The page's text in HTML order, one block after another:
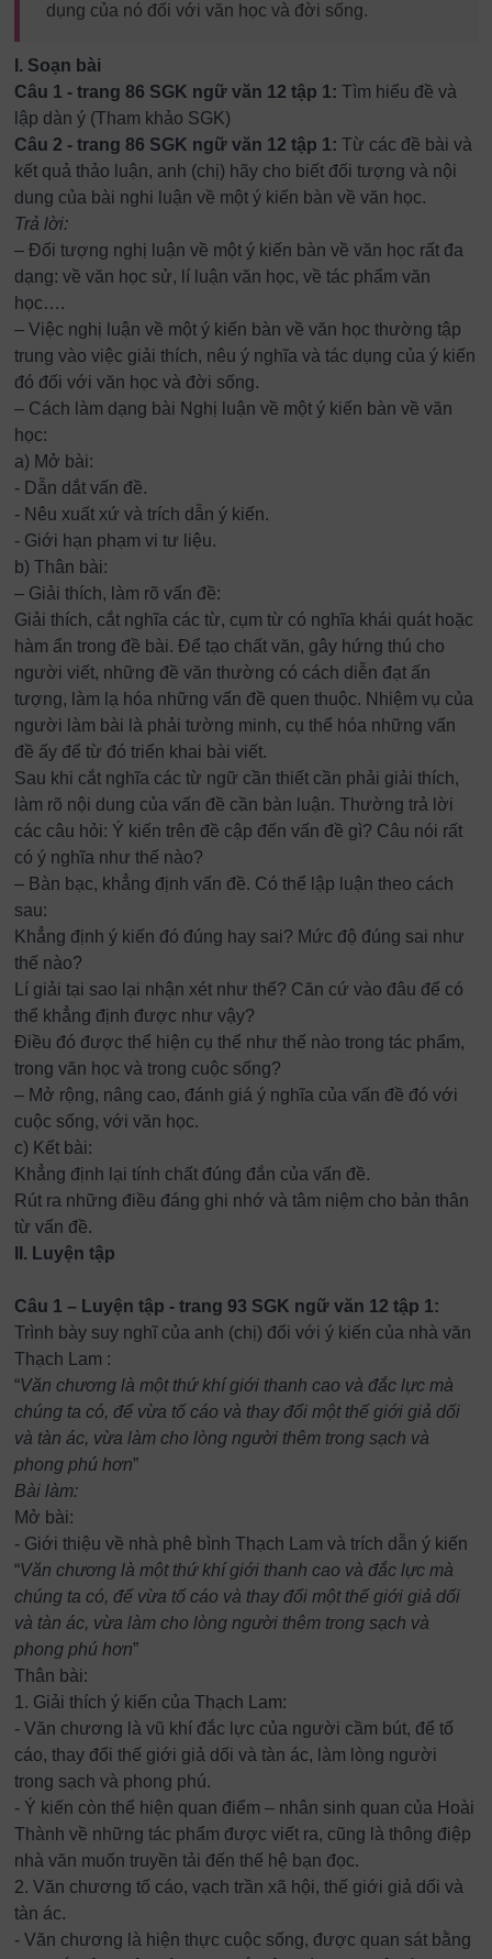
dụng của nó đối với văn học và đời sống.
I. Soạn bài
Câu 1 - trang 86 SGK ngữ văn 12 tập 1:Tìm hiểu đề và
lập dàn ý (Tham khảo SGK)
Câu 2 - trang 86 SGK ngữ văn 12 tập 1: Từ các đề bài và
kết quả thảo luận, anh (chị) hãy cho biết đối tượng và nội
dung của bài nghi luận về một ý kiến bàn về văn học.
Trả lời:
– Đối tượng nghị luận về một ý kiến bàn về văn học rất đa
dạng: về văn học sử, lí luận văn học, về tác phẩm văn
học….
– Việc nghị luận về một ý kiến bàn về văn học thường tập
trung vào việc giải thích, nêu ý nghĩa và tác dụng của ý kiến
đó đối với văn học và đời sống.
– Cách làm dạng bài Nghị luận về một ý kiến bàn về văn
học:
a) Mở bài:
- Dẫn dắt vấn đề.
- Nêu xuất xứ và trích dẫn ý kiến.
- Giới hạn phạm vi tư liệu.
b) Thân bài:
– Giải thích, làm rõ vấn đề:
Giải thích, cắt nghĩa các từ, cụm từ có nghĩa khái quát hoặc
hàm ẩn trong đề bài. Để tạo chất văn, gây hứng thú cho
người viết, những đề văn thường có cách diễn đạt ấn
tượng, làm lạ hóa những vấn đề quen thuộc. Nhiệm vụ của
người làm bài là phải tường minh, cụ thể hóa những vấn
đề ấy để từ đó triển khai bài viết.
Sau khi cắt nghĩa các từ ngữ cần thiết cần phải giải thích,
làm rõ nội dung của vấn đề cần bàn luận. Thường trả lời
các câu hỏi: Ý kiến trên đề cập đến vấn đề gì? Câu nói rất
có ý nghĩa như thế nào?
– Bàn bạc, khẳng định vấn đề. Có thể lập luận theo cách
sau:
Khẳng định ý kiến đó đúng hay sai? Mức độ đúng sai như
thế nào?
Lí giải tại sao lại nhận xét như thế? Căn cứ vào đâu để có
thể khẳng định được như vậy?
Điều đó được thể hiện cụ thể như thế nào trong tác phẩm,
trong văn học và trong cuộc sống?
– Mở rộng, nâng cao, đánh giá ý nghĩa của vấn đề đó với
cuộc sống, với văn học.
c) Kết bài:
Khẳng định lại tính chất đúng đắn của vấn đề.
Rút ra những điều đáng ghi nhớ và tâm niệm cho bản thân
từ vấn đề.
II. Luyện tập
Câu 1 – Luyện tập - trang 93 SGK ngữ văn 12 tập 1:
Trình bày suy nghĩ của anh (chị) đối với ý kiến của nhà văn
Thạch Lam :
“Văn chương là một thứ khí giới thanh cao và đắc lực mà
chúng ta có, để vừa tố cáo và thay đổi một thế giới giả dối
và tàn ác, vừa làm cho lòng người thêm trong sạch và
phong phú hơn”
Bài làm:
Mở bài:
- Giới thiệu về nhà phê bình Thạch Lam và trích dẫn ý kiến
“Văn chương là một thứ khí giới thanh cao và đắc lực mà
chúng ta có, để vừa tố cáo và thay đổi một thế giới giả dối
và tàn ác, vừa làm cho lòng người thêm trong sạch và
phong phú hơn”
Thân bài:
1. Giải thích ý kiến của Thạch Lam:
- Văn chương là vũ khí đắc lực của người cầm bút, để tố
cáo, thay đổi thế giới giả dối và tàn ác, làm lòng người
trong sạch và phong phú.
- Ý kiến còn thể hiện quan điểm – nhân sinh quan của Hoài
Thành về những tác phẩm được viết ra, cũng là thông điệp
nhà văn muốn truyền tải đến thế hệ bạn đọc.
2. Văn chương tố cáo, vạch trần xã hội, thế giới giả dối và
tàn ác.
- Văn chương là hiện thực cuộc sống, được quan sát bằng